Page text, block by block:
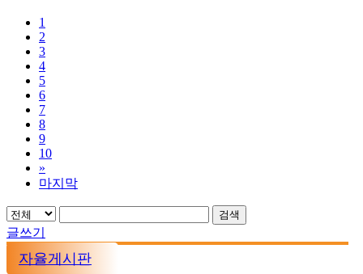
1
2
3
4
5
6
7
8
9
10
»
마지막
검색
글쓰기
자율게시판